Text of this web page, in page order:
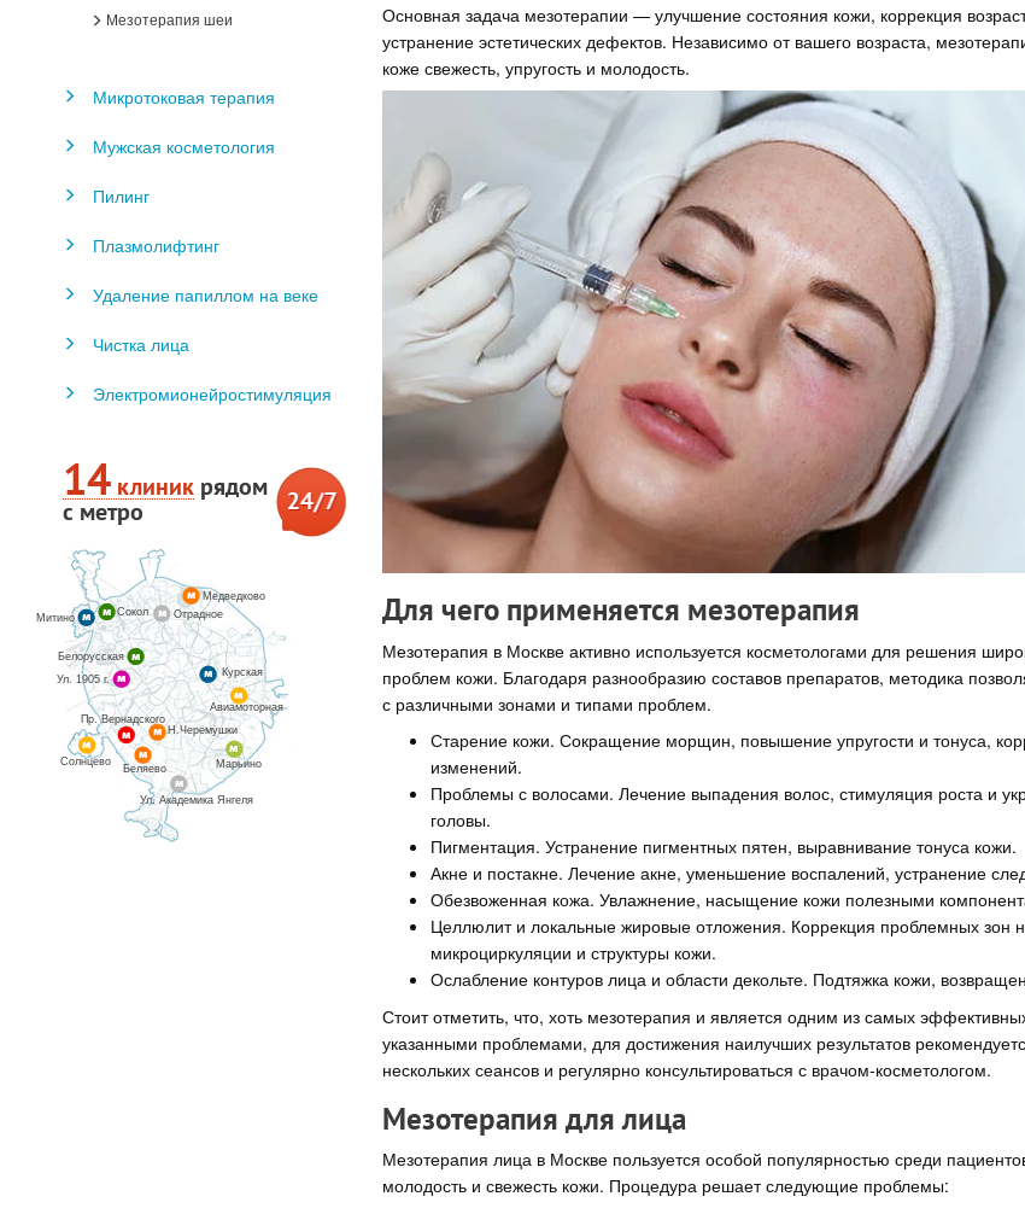
Основная задача мезотерапии — улучшение состояния кожи, коррекция
устранение эстетических дефектов. Независимо от вашего возраста,
коже свежесть, упругость и молодость.
Для чего применяется мезотерапия
Мезотерапия в Москве активно используется косметологами для решения
проблем кожи. Благодаря разнообразию составов препаратов, методика
с различными зонами и типами проблем.
Старение кожи. Сокращение морщин, повышение упругости и тонуса,
изменений.
Проблемы с волосами. Лечение выпадения волос, стимуляция роста и
головы.
Пигментация. Устранение пигментных пятен, выравнивание тонуса кожи.
Акне и постакне. Лечение акне, уменьшение воспалений, устранение
Обезвоженная кожа. Увлажнение, насыщение кожи полезными
Целлюлит и локальные жировые отложения. Коррекция проблемных зон
микроциркуляции и структуры кожи.
Ослабление контуров лица и области декольте. Подтяжка кожи,
Стоит отметить, что, хоть мезотерапия и является одним из самых
указанными проблемами, для достижения наилучших результатов
нескольких сеансов и регулярно консультироваться с врачом-косметологом.
Мезотерапия для лица
Мезотерапия лица в Москве пользуется особой популярностью среди
молодость и свежесть кожи. Процедура решает следующие проблемы:
Мезотерапия шеи
Микротоковая терапия
Мужская косметология
Пилинг
Плазмолифтинг
Удаление папиллом на веке
Чистка лица
Электромионейростимуляция
14 клиник рядом
с метро
Сокол
Митино Отрадное
Белорусская
Курская
Медведково
Ул. 1905 г.
Авиамоторная
Беляево Марьино
Н.Черемушки
Пр. Вернадского
Солнцево
Ул. Академика Янгеля